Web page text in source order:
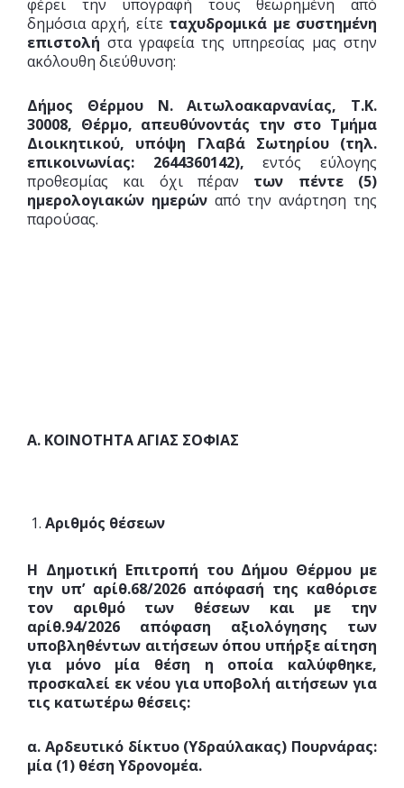
φέρει την υπογραφή τους θεωρημένη από
δημόσια αρχή, είτεταχυδρομικά με συστημένη
επιστολή στα γραφεία της υπηρεσίας μας στην
ακόλουθη διεύθυνση:
Δήμος Θέρμου Ν. Αιτωλοακαρνανίας, Τ.Κ.
30008, Θέρμο, απευθύνοντάς την στο Τμήμα
Διοικητικού, υπόψη Γλαβά Σωτηρίου (τηλ.
επικοινωνίας: 2644360142),εντός εύλογης
προθεσμίας και όχι πέραν των πέντε(5)
ημερολογιακών ημερών από την ανάρτηση της
παρούσας.
Α. ΚΟΙΝΟΤΗΤΑ ΑΓΙΑΣ ΣΟΦΙΑΣ
Αριθμός θέσεων
Η Δημοτική Επιτροπή του Δήμου Θέρμου με
την υπ’ αρίθ.68/2026 απόφασή της καθόρισε
τον αριθμό των θέσεων και με την
αρίθ.94/2026 απόφαση αξιολόγησης των
υποβληθέντων αιτήσεων όπου υπήρξε αίτηση
για μόνο μία θέση η οποία καλύφθηκε,
προσκαλεί εκ νέου για υποβολή αιτήσεων για
τις κατωτέρω θέσεις:
α. Αρδευτικό δίκτυο (Υδραύλακας) Πουρνάρας:
μία (1) θέση Υδρονομέα.